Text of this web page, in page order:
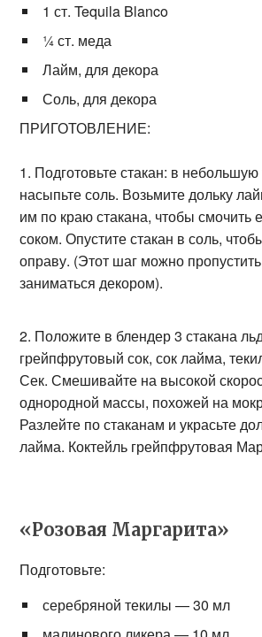
1 ст. Tequila Blanco
¼ ст. меда
Лайм, для декора
Соль, для декора
ПРИГОТОВЛЕНИЕ:
Подготовьте стакан: в небольшую
насыпьте соль. Возьмите дольку
им по краю стакана, чтобы смочить
соком. Опустите стакан в соль,
оправу. (Этот шаг можно
заниматься декором).
Положите в блендер 3 стакана
грейпфрутовый сок, сок лайма,
Сек. Смешивайте на высокой
однородной массы, похожей на
Разлейте по стаканам и украсьте
лайма. Коктейль грейпфрутовая
«Розовая Маргарита»
Подготовьте:
серебряной текилы — 30 мл